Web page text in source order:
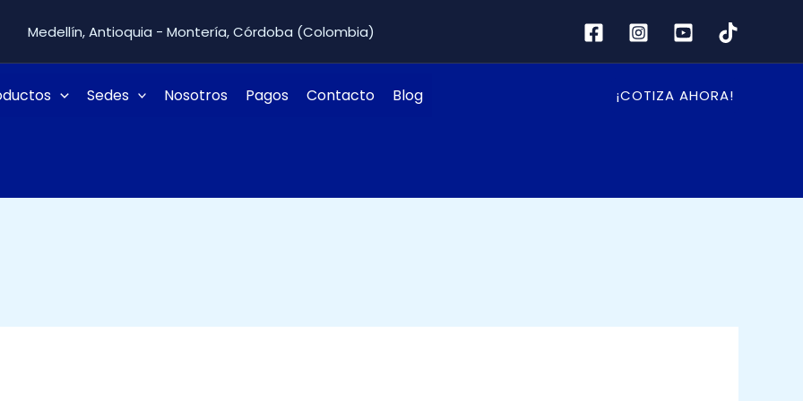
Medellín, Antioquia - Montería, Córdoba (Colombia)
Sedes Nosotros Pagos Contacto Blog ¡COTIZA AHORA!